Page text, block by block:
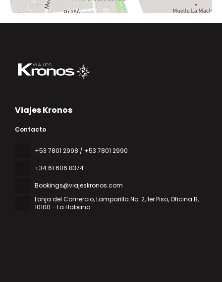
Viajes Kronos
Contacto
‎+53 7801 2998 / +53 7801 2990
+34 61 606 8374
Bookings@viajeskronos.com
Lonja del Comercio, Lamparilla No. 2, 1er Piso, Oficina B,
10100 - La Habana